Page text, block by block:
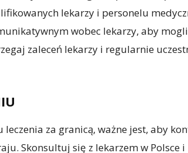
lekarzy i personelu
wobec lekarzy, aby
zaleceń lekarzy i regularnie
leczenia za granicą, ważne jest, aby
Skonsultuj się z lekarzem w